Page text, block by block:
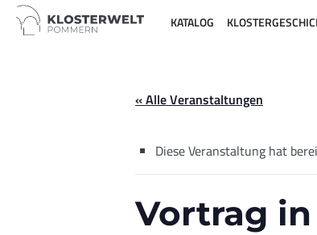
KATALOG
« Alle Veranstaltungen
Diese Veranstaltung hat
Vortrag